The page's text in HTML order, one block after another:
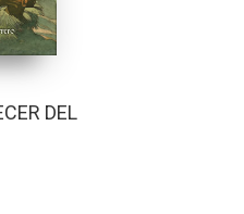
DEL